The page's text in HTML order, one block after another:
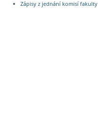
Zápisy z jednání komisí fakulty